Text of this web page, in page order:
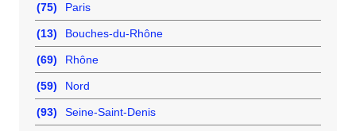
(75) Paris
(13) Bouches-du-Rhône
(69) Rhône
(59) Nord
(93) Seine-Saint-Denis